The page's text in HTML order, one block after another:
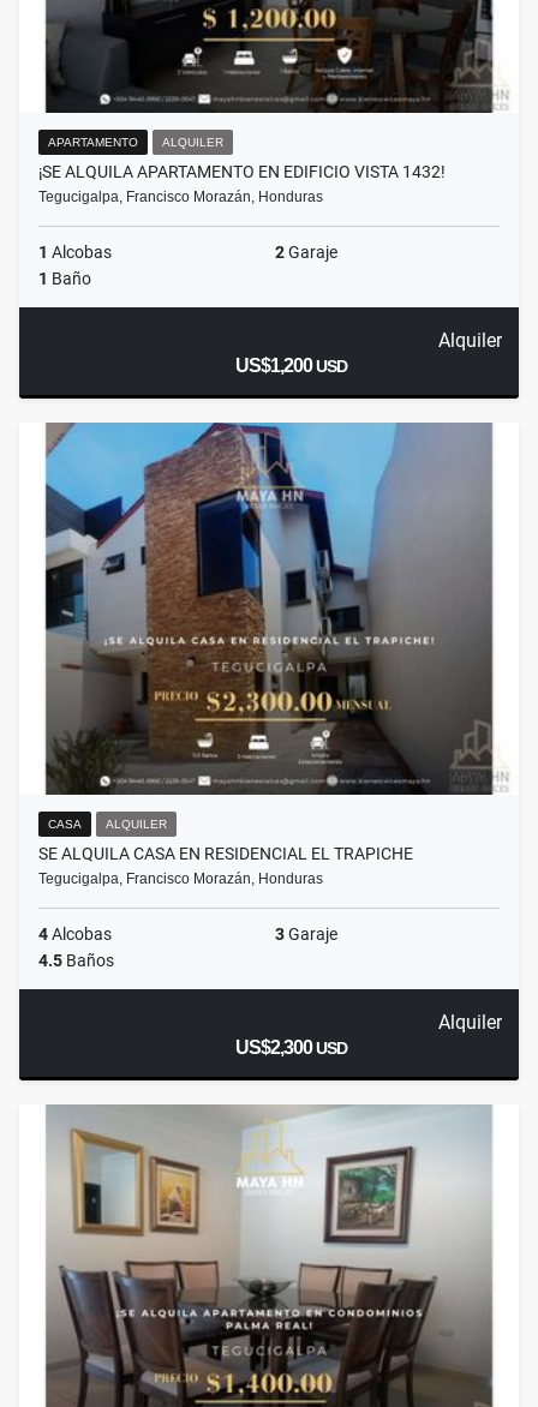
APARTAMENTO ALQUILER
¡SE ALQUILA APARTAMENTO EN EDIFICIO VISTA 1432!
Tegucigalpa, Francisco Morazán, Honduras
1 Alcobas 2Garaje
1 Baño
Alquiler
US$1,200USD
CASA ALQUILER
SE ALQUILA CASA EN RESIDENCIAL EL TRAPICHE
Tegucigalpa, Francisco Morazán, Honduras
4Alcobas 3Garaje
4.5 Baños
Alquiler
US$2,300USD